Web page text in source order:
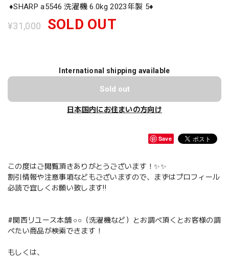
♦️SHARP a5546 洗濯機 6.0kg 2023年製 5♦️
¥31,000 SOLD OUT
International shipping available
Sold out
日本国内にお住まいの方向け
Save
この度はご閲覧頂きありがとうございます！✨✨
割引情報や注意事項などもございますので、まずはプロフィール
必読で宜しくお願い致します‼️
#関西リユース本舗 ○○（洗濯機など）とお調べ頂くとお客様の調
べたい商品が検索できます！
もしくは、